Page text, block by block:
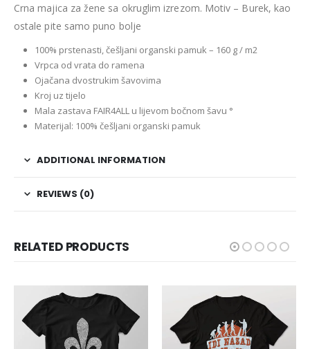
Crna majica za žene sa okruglim izrezom. Motiv – Burek, kao
ostale pite samo puno bolje
100% prstenasti, češljani organski pamuk – 160 g / m2
Vrpca od vrata do ramena
Ojačana dvostrukim šavovima
Kroj uz tijelo
Mala zastava FAIR4ALL u lijevom bočnom šavu °
Materijal: 100% češljani organski pamuk
ADDITIONAL INFORMATION
REVIEWS (0)
RELATED PRODUCTS